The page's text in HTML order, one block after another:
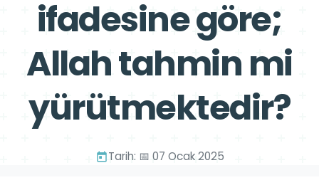
ifadesine göre;
Allah tahmin mi
yürütmektedir?
Tarih: 📅 07 Ocak 2025